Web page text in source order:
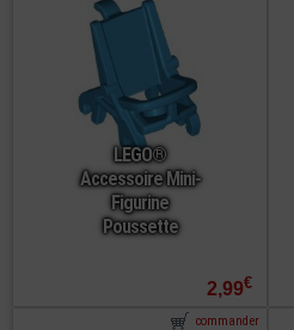
LEGO®
Accessoire Mini-
Figurine
Poussette
2,99€
commander